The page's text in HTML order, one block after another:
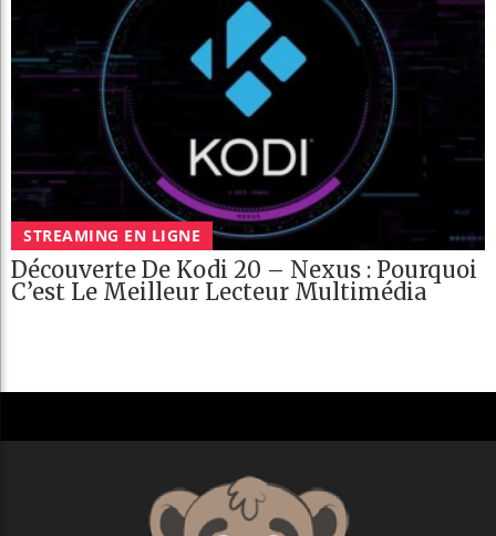
STREAMING EN LIGNE
Découverte De Kodi 20 – Nexus : Pourquoi
C’est Le Meilleur Lecteur Multimédia